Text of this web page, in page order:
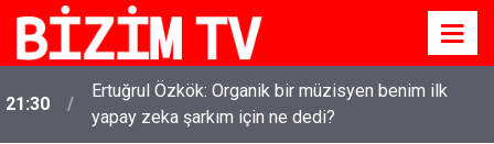
21:30
Ertuğrul Özkök: Organik bir müzisyen benim ilk
yapay zeka şarkım için ne dedi?